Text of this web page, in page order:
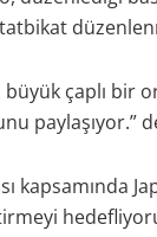
çaplı bir
paylaşıyor.”
kapsamında